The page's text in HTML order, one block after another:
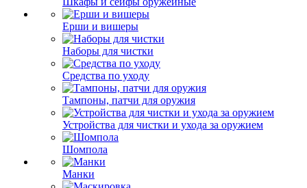
Ерши и вишеры
Наборы для чистки
Средства по уходу
Тампоны, патчи для оружия
Устройства для чистки и ухода за оружием
Шомпола
Манки